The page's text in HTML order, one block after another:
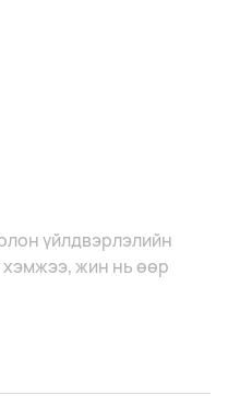
үйлдвэрлэлийн
жин нь өөр